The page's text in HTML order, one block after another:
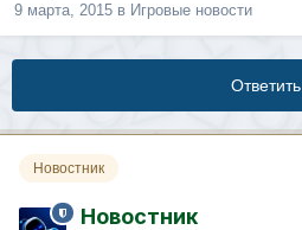
9 марта, 2015 в Игровые новости
Ответить
Новостник
Новостник